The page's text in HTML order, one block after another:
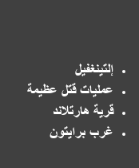
إلتينغفيل
عمليات قتل عظيمة
قرية هارتلاند
غرب برايتون